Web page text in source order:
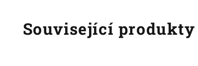
Související produkty